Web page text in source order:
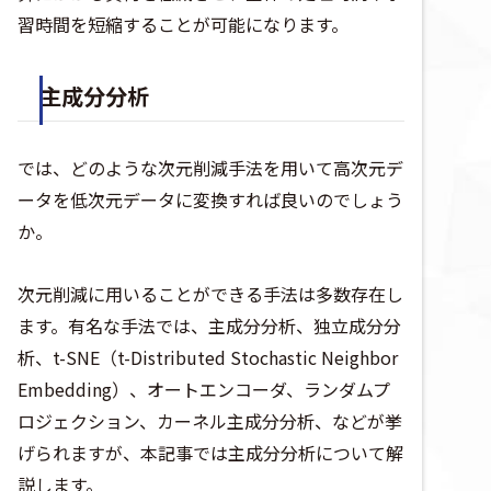
習時間を短縮することが可能になります。
主成分分析
では、どのような次元削減手法を用いて高次元デ
ータを低次元データに変換すれば良いのでしょう
か。
次元削減に用いることができる手法は多数存在し
ます。有名な手法では、主成分分析、独立成分分
析、t-SNE（t-Distributed Stochastic Neighbor
Embedding）、オートエンコーダ、ランダムプ
ロジェクション、カーネル主成分分析、などが挙
げられますが、本記事では主成分分析について解
説します。